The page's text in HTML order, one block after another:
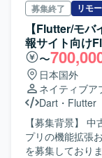
を用いたクロス
OSのストアリ
募集終了 リモ
【Flutter/モ
報サイト向け
〜
日本国外
ネイティブア
Dart ・ Flutter
【募集背景】
プリの機能拡張
を募集しております。 【作業内容】 中古車情